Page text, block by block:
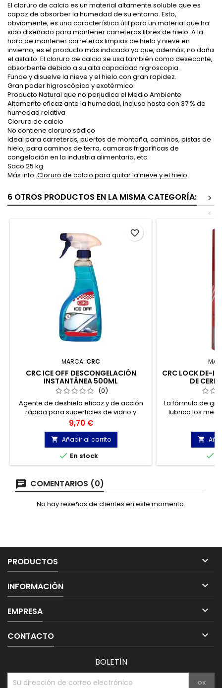
El cloruro de calcio es un material altamente soluble que es
capaz de absorber la humedad de su entorno. Esto,
obviamente, es una característica útil para un material que ha
sido diseñado para mantener carreteras libres de hielo. A la
hora de mantener carreteras limpias de hielo y nieve en
invierno, es el producto más indicado ya que, además, no daña
el asfalto. El cloruro de calcio se usa también como desecante,
absorbente debido a su alta capacidad higroscopia.
Funde y disuelve la nieve y el hielo con gran rapidez.
Gran poder higroscópico y exotérmico
Producto Natural que no perjudica el Medio Ambiente
Altamente eficaz ante la humedad, incluso hasta con 37 % de
humedad relativa
Cloruro de calcio
No contiene cloruro sódico
Ideal para carreteras, puertos de montaña, caminos, pistas de
hielo, para caminos de terra, camaras frigoríficas de
congelación en la industria alimentaria, etc.
Saco 25 kg
Más info: Cloruro de calcio para quitar la nieve y el hielo
6 OTROS PRODUCTOS EN LA MISMA CATEGORÍA:
>
<
MARCA: CRC
CRC ICE OFF DESCONGELACIÓN
INSTANTÁNEA 500ML
(0)
Agente de deshielo eficaz y de acción
rápida para superficies de vidrio y
caucho, simplemente aplican sobre el
hielo con el pulverizador. También
elimina capas gruesas de hielo. No se
necesita raspador de hielo.
Precio
9,70 €
 Añadir al carrito
 En stock
favorite_border
CRC LOCK DE-
DE
La fórmula de
lubrica los
ligeramente en
la


COMENTARIOS (0)
No hay reseñas de clientes en este momento.
PRODUCTOS 
INFORMACIÓN 
EMPRESA 
CONTACTO 
BOLETÍN